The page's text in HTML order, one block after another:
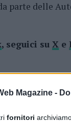
Magazine -
fornitori
parte delle
, seguici su X e